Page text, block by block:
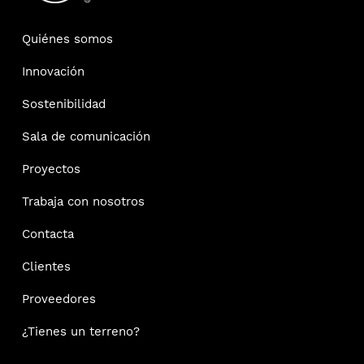
Quiénes somos
Innovación
Sostenibilidad
Sala de comunicación
Proyectos
Trabaja con nosotros
Contacta
Clientes
Proveedores
¿Tienes un terreno?